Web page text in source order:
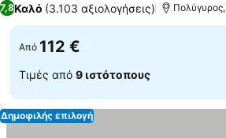
7,8Καλό (3.103 αξιολογήσεις)
Από 112 €
Τιμές από 9 ιστότοπους
Δημοφιλής επιλογή